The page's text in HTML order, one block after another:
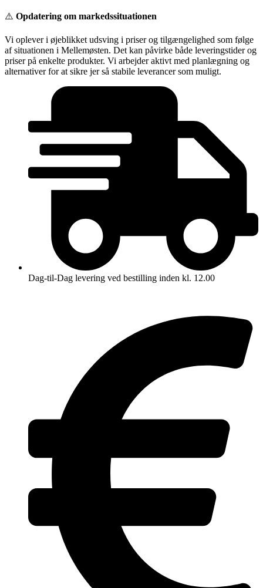
Videre
indhold
⚠️ Opdatering om markedssituationen
Vi oplever i øjeblikket udsving i priser og tilgængelighed som følge
af situationen i Mellemøsten. Det kan påvirke både leveringstider og
priser på enkelte produkter. Vi arbejder aktivt med planlægning og
alternativer for at sikre jer så stabile leverancer som muligt.
Dag-til-Dag levering ved bestilling inden kl. 12.00